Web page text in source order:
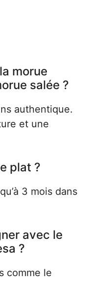
morue
salée ?
authentique.
et une
plat ?
3 mois dans
avec le
?
comme le